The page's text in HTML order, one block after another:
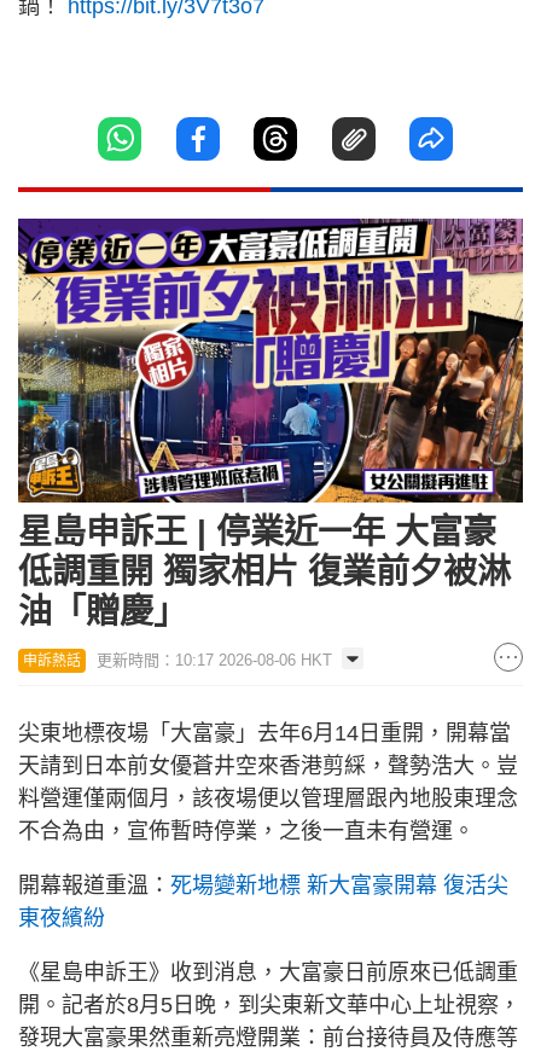
鍋！ https://bit.ly/3V7t3o7
星島申訴王 | 停業近一年 大富豪
低調重開 獨家相片 復業前夕被淋
油「贈慶」
申訴熱話 更新時間：10:17 2026-08-06 HKT
尖東地標夜場「大富豪」去年6月14日重開，開幕當
天請到日本前女優蒼井空來香港剪綵，聲勢浩大。豈
料營運僅兩個月，該夜場便以管理層跟內地股東理念
不合為由，宣佈暫時停業，之後一直未有營運。
開幕報道重溫： 死場變新地標 新大富豪開幕 復活尖
東夜繽紛
《星島申訴王》收到消息，大富豪日前原來已低調重
開。記者於8月5日晚，到尖東新文華中心上址視察，
發現大富豪果然重新亮燈開業：前台接待員及侍應等